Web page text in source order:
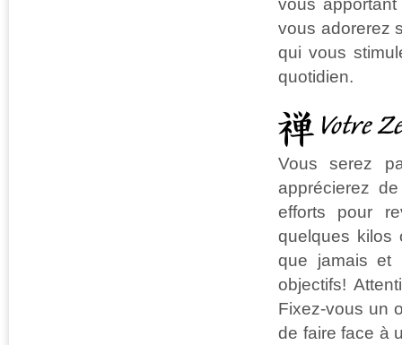
vous adorerez
qui vous
quotidien.
Votre
Vous serez
apprécierez
efforts pour
quelques kilos
que jamais et
objectifs!
Fixez-vous un
de faire face à